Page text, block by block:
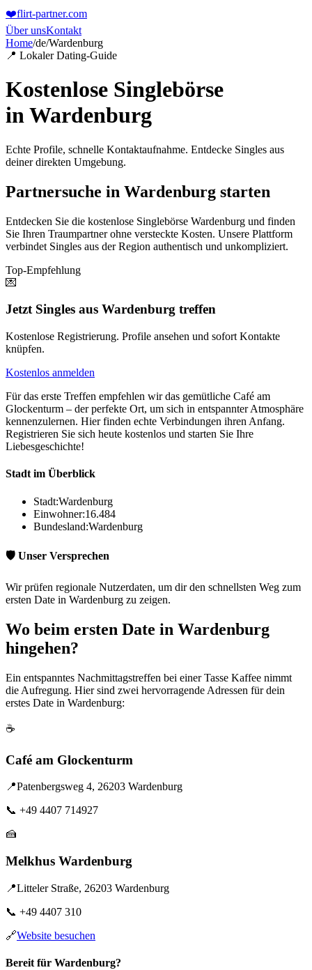
❤️flirt-partner.com
Über unsKontakt
Home/de/Wardenburg
📍 Lokaler Dating-Guide
Kostenlose Singlebörse
inWardenburg
Echte Profile, schnelle Kontaktaufnahme. Entdecke Singles aus
deiner direkten Umgebung.
Partnersuche in Wardenburg starten
Entdecken Sie die kostenlose Singlebörse Wardenburg und finden
Sie Ihren Traumpartner ohne versteckte Kosten. Unsere Plattform
verbindet Singles aus der Region authentisch und unkompliziert.
Top-Empfehlung
💌
Jetzt Singles aus Wardenburg treffen
Kostenlose Registrierung. Profile ansehen und sofort Kontakte
knüpfen.
Kostenlos anmelden
Für das erste Treffen empfehlen wir das gemütliche Café am
Glockenturm – der perfekte Ort, um sich in entspannter Atmosphäre
kennenzulernen. Hier finden echte Verbindungen ihren Anfang.
Registrieren Sie sich heute kostenlos und starten Sie Ihre
Liebesgeschichte!
Stadt im Überblick
Stadt:Wardenburg
Einwohner:16.484
Bundesland:Wardenburg
🛡️ Unser Versprechen
Wir prüfen regionale Nutzerdaten, um dir den schnellsten Weg zum
ersten Date in Wardenburg zu zeigen.
Wo beim ersten Date in Wardenburg
hingehen?
Ein entspanntes Nachmittagstreffen bei einer Tasse Kaffee nimmt
die Aufregung. Hier sind zwei hervorragende Adressen für dein
erstes Date in Wardenburg:
☕
Café am Glockenturm
📍Patenbergsweg 4, 26203 Wardenburg
📞 +49 4407 714927
🍰
Melkhus Wardenburg
📍Litteler Straße, 26203 Wardenburg
📞 +49 4407 310
🔗Website besuchen
Bereit für Wardenburg?